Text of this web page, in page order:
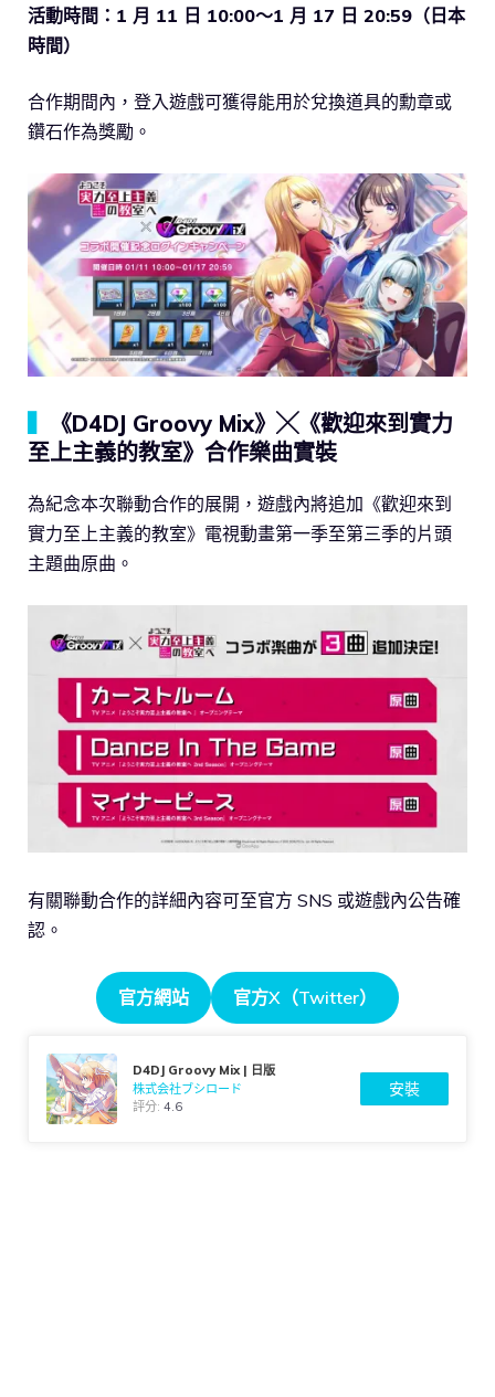
活動時間：1 月 11 日 10:00～1 月 17 日 20:59（日本
時間）
合作期間內，登入遊戲可獲得能用於兌換道具的勳章或
鑽石作為獎勵。
《D4DJ Groovy Mix》╳《歡迎來到實力
至上主義的教室》合作樂曲實裝
為紀念本次聯動合作的展開，遊戲內將追加《歡迎來到
實力至上主義的教室》電視動畫第一季至第三季的片頭
主題曲原曲。
有關聯動合作的詳細內容可至官方 SNS 或遊戲內公告確
認。
官方網站 官方X（Twitter）
D4DJ Groovy Mix | 日版
株式会社ブシロード
評分:4.6
安裝